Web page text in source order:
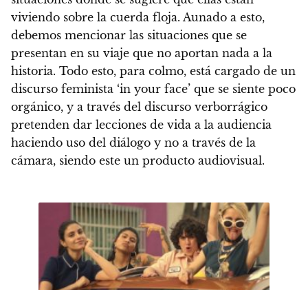
viviendo sobre la cuerda floja. Aunado a esto,
debemos mencionar las situaciones que se
presentan en su viaje que no aportan nada a la
historia. Todo esto, para colmo, está cargado de un
discurso feminista ‘in your face’ que se siente poco
orgánico, y a través del discurso verborrágico
pretenden dar lecciones de vida a la audiencia
haciendo uso del diálogo y no a través de la
cámara, siendo este un producto audiovisual.